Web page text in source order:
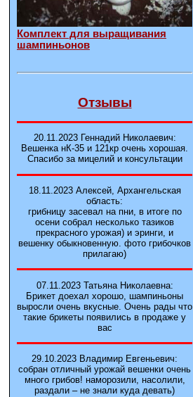
Комплект для выращивания
шампиньонов
Отзывы
20.11.2023 Геннадий Николаевич:
Вешенка нК-35 и 121кp очень хорошая.
Спасибо за мицелий и консультации
18.11.2023 Алексей, Архангельская
область:
грибницу засевал на пни, в итоге по
осени собрал несколько тазиков
прекрасного урожая) и эринги, и
вешенку обыкновенную. фото грибочков
прилагаю)
07.11.2023 Татьяна Николаевна:
Брикет доехал хорошо, шампиньоны
выросли очень вкусные. Очень рады что
такие брикеты появились в продаже у
вас
29.10.2023 Владимир Евгеньевич:
собран отличный урожай вешенки очень
много грибов! наморозили, насолили,
раздали – не знали куда девать)